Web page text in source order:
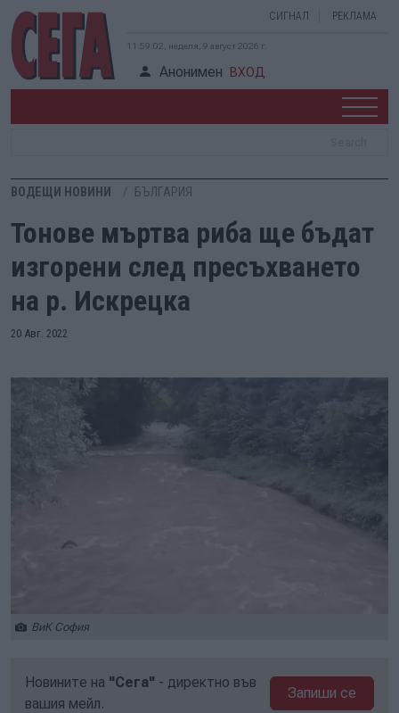
СИГНАЛ РЕКЛАМА
11:59:03, неделя, 9 август 2026 г.
Анонимен ВХОД
ВОДЕЩИ НОВИНИ БЪЛГАРИЯ
Тонове мъртва риба ще бъдат
изгорени след пресъхването
на р. Искрецка
20 Авг. 2022
ВиК София
Новините на "Сега" - директно във
вашия мейл.
Запиши се